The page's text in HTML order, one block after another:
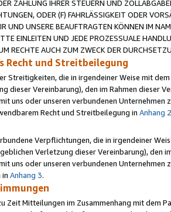
ZAHLUNG IHRER STEUERN UND
ODER (F) FAHRLÄSSIGKEIT ODER
UND UNSERE BEAUFTRAGTEN KÖNNEN IM
EINLEITEN UND JEDE PROZESSUALE
RECHTE AUCH ZUM ZWECK DER
Recht und Streitbeilegung
Streitigkeiten, die in irgendeiner Weise mit
dieser Vereinbarung), den im Rahmen dieser
uns oder unseren verbundenen
Recht und Streitbeilegung in Anhang 2
Verpflichtungen, die in irgendeiner
Verletzung dieser Vereinbarung), den
uns oder unseren verbundenen
in Anhang 3.
Zeit Mitteilungen im Zusammenhang mit dem